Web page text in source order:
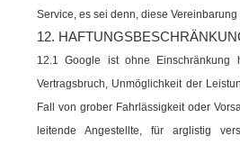
Service, es sei denn, diese
12.
12.1 Google ist ohne
Vertragsbruch, Unmöglichkeit der
Fall von grober Fahrlässigkeit oder
leitende Angestellte, für arglistig